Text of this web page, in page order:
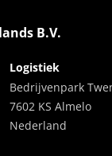
B.V.
Logistiek
Bedrijvenpark
7602 KS Almelo
Nederland